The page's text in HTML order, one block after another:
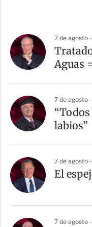
7 de agosto
Aguas
7 de agosto
labios”
7 de agosto
El
7 de agosto